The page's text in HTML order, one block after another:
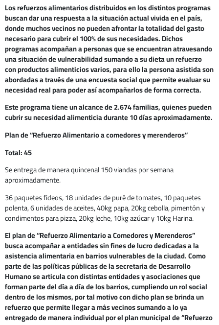
Los refuerzos alimentarios distribuidos en los distintos programas
buscan dar una respuesta a la situación actual vivida en el país,
donde muchos vecinos no pueden afrontar la totalidad del gasto
necesario para cubrir el 100% de sus necesidades. Dichos
programas acompañan a personas que se encuentran atravesando
una situación de vulnerabilidad sumando a su dieta un refuerzo
con productos alimenticios varios, para ello la persona asistida son
abordadas a través de una encuesta social que permite evaluar su
necesidad real para poder así acompañarlos de forma correcta.
Este programa tiene un alcance de 2.674 familias, quienes pueden
cubrir su necesidad alimenticia durante 10 días aproximadamente.
Plan de “Refuerzo Alimentario a comedores y merenderos”
Total: 45
Se entrega de manera quincenal 150 viandas por semana
aproximadamente.
36 paquetes fideos, 18 unidades de puré de tomates, 10 paquetes
polenta, 6 unidades de aceites, 40kg papa, 20kg cebolla, pimentón y
condimentos para pizza, 20kg leche, 10kg azúcar y 10kg Harina.
El plan de “Refuerzo Alimentario a Comedores y Merenderos”
busca acompañar a entidades sin fines de lucro dedicadas a la
asistencia alimentaria en barrios vulnerables de la ciudad. Como
parte de las políticas públicas de la secretaria de Desarrollo
Humano se articula con distintas entidades y asociaciones que
forman parte del día a día de los barrios, cumpliendo un rol social
dentro de los mismos, por tal motivo con dicho plan se brinda un
refuerzo que permite llegar a más vecinos sumando a lo ya
entregado de manera individual por el plan municipal de “Refuerzo